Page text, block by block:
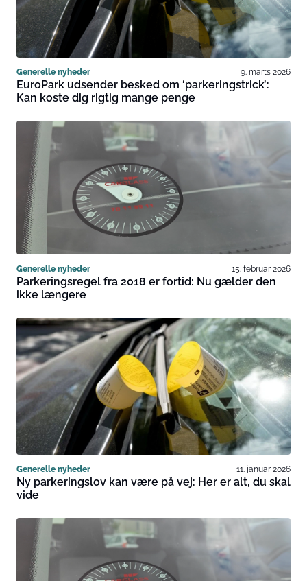
Generelle nyheder 9. marts 2026
EuroPark udsender besked om ‘parkeringstrick’:
Kan koste dig rigtig mange penge
Generelle nyheder 15. februar 2026
Parkeringsregel fra 2018 er fortid: Nu gælder den
ikke længere
Generelle nyheder 11. januar 2026
Ny parkeringslov kan være på vej: Her er alt, du skal
vide